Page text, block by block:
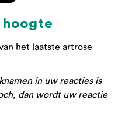
het laatste artrose
in uw reacties is
dan wordt uw reactie